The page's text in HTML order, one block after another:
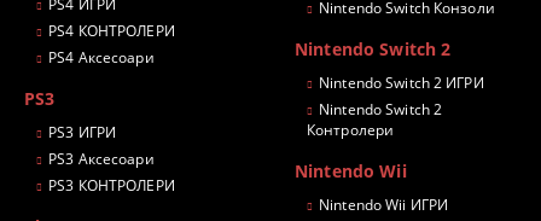
PS4 ИГРИ
PS4 КОНТРОЛЕРИ
PS4 Аксесоари
PS3
PS3 ИГРИ
PS3 Аксесоари
PS3 КОНТРОЛЕРИ
Nintendo Switch Конзоли
Nintendo Switch 2
Nintendo Switch 2 ИГРИ
Nintendo Switch 2
Контролери
Nintendo Wii
Nintendo Wii ИГРИ